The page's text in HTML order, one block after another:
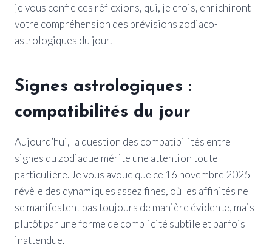
je vous confie ces réflexions, qui, je crois, enrichiront
votre compréhension des prévisions zodiaco-
astrologiques du jour.
Signes astrologiques :
compatibilités du jour
Aujourd’hui, la question des compatibilités entre
signes du zodiaque mérite une attention toute
particulière. Je vous avoue que ce 16 novembre 2025
révèle des dynamiques assez fines, où les affinités ne
se manifestent pas toujours de manière évidente, mais
plutôt par une forme de complicité subtile et parfois
inattendue.